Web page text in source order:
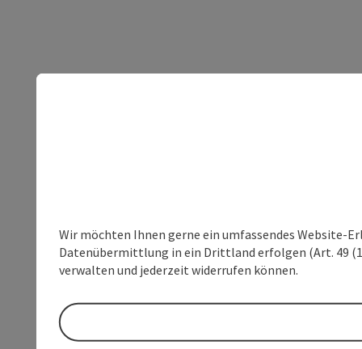
Wir möchten Ihnen gerne ein umfassendes Website-
Datenübermittlung in ein Drittland erfolgen (Art. 49
verwalten und jederzeit widerrufen können.